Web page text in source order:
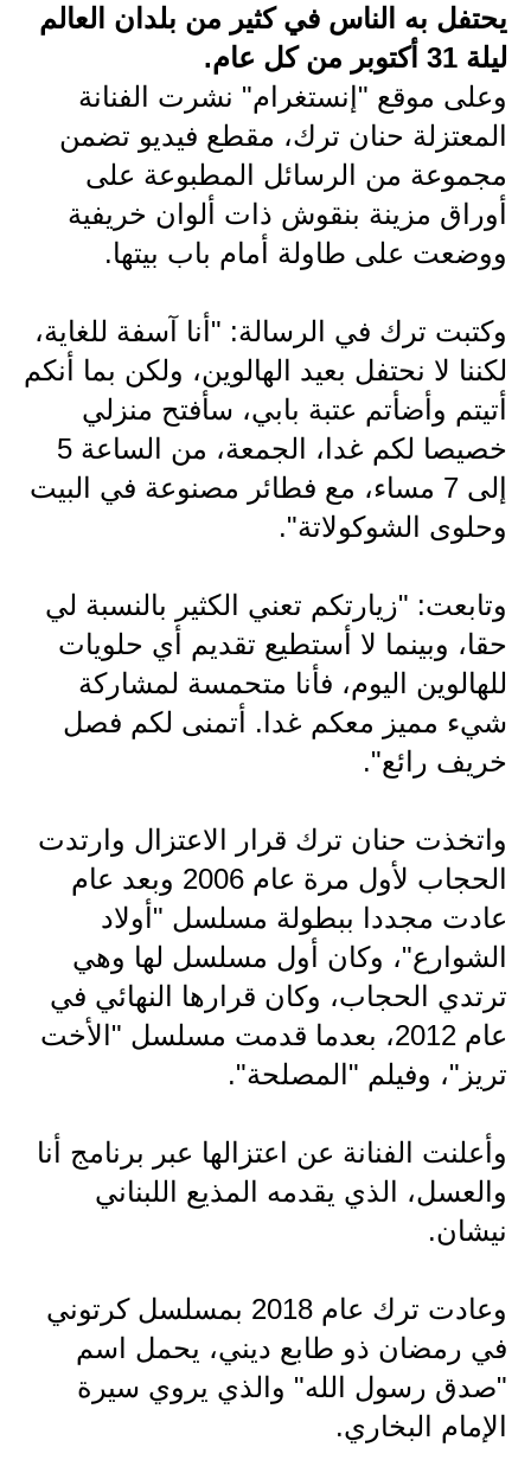
المدارس
اخبار وقرارات وزارة التربية
نتائج الامتحانات
المرحلة الابتدائية
المرحلة المتوسطة
اسئلة وزارية
المرحلة الابتدائية
المرحلة المتوسطة
المرحلة الاعدادية
المرحلة الابتدائية
المرحلة المتوسطة
المرحلة الاعدادية
المرحلة الابتدائية
المرحلة المتوسطة
المرحلة الاعدادية
ملازم دراسية
المرحلة الابتدائية
المرحلة الاعدادية
المرحلة المتوسطة
المرحلة الاعدادية
يحتفل به الناس في كثير من بلدان العالم
ليلة 31 أكتوبر من كل عام.
وعلى موقع "إنستغرام" نشرت الفنانة
المعتزلة حنان ترك، مقطع فيديو تضمن
مجموعة من الرسائل المطبوعة على
أوراق مزينة بنقوش ذات ألوان خريفية
ووضعت على طاولة أمام باب بيتها.
وكتبت ترك في الرسالة: "أنا آسفة للغاية،
لكننا لا نحتفل بعيد الهالوين، ولكن بما أنكم
أتيتم وأضأتم عتبة بابي، سأفتح منزلي
خصيصا لكم غدا، الجمعة، من الساعة 5
إلى 7 مساء، مع فطائر مصنوعة في البيت
وحلوى الشوكولاتة".
وتابعت: "زيارتكم تعني الكثير بالنسبة لي
حقا، وبينما لا أستطيع تقديم أي حلويات
للهالوين اليوم، فأنا متحمسة لمشاركة
شيء مميز معكم غدا. أتمنى لكم فصل
خريف رائع".
واتخذت حنان ترك قرار الاعتزال وارتدت
الحجاب لأول مرة عام 2006 وبعد عام
عادت مجددا ببطولة مسلسل "أولاد
الشوارع"، وكان أول مسلسل لها وهي
ترتدي الحجاب، وكان قرارها النهائي في
عام 2012، بعدما قدمت مسلسل "الأخت
تريز"، وفيلم "المصلحة".
وأعلنت الفنانة عن اعتزالها عبر برنامج أنا
والعسل، الذي يقدمه المذيع اللبناني
نيشان.
وعادت ترك عام 2018 بمسلسل كرتوني
في رمضان ذو طابع ديني، يحمل اسم
"صدق رسول الله" والذي يروي سيرة
الإمام البخاري.